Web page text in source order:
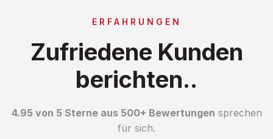
ERFAHRUNGEN
Zufriedene Kunden
berichten..
4.95 von 5 Sterne aus 500+ Bewertungen sprechen
für sich.